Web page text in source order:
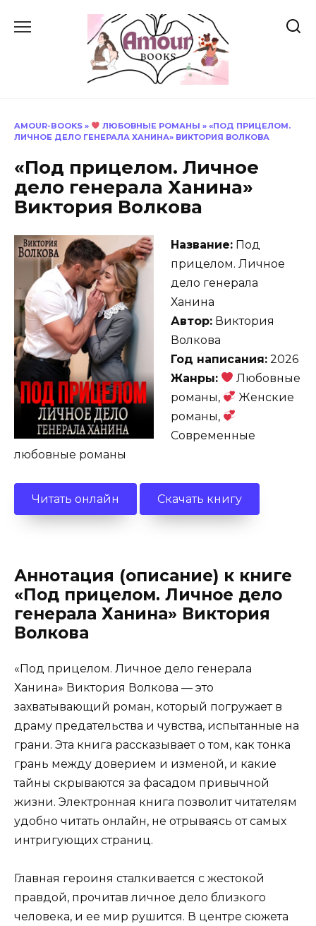
AMOUR-BOOKS » ЛЮБОВНЫЕ РОМАНЫ » «ПОД ПРИЦЕЛОМ.
ЛИЧНОЕ ДЕЛО ГЕНЕРАЛА ХАНИНА» ВИКТОРИЯ ВОЛКОВА
«Под прицелом. Личное
дело генерала Ханина»
Виктория Волкова
Название: Под
прицелом. Личное
дело генерала
Ханина
Автор: Виктория
Волкова
Год написания: 2026
Жанры:
Любовные
романы,
Женские
романы,
Современные
любовные романы
Читать онлайн Скачать книгу
Аннотация (описание) к книге
«Под прицелом. Личное дело
генерала Ханина» Виктория
Волкова
«Под прицелом. Личное дело генерала
Ханина» Виктория Волкова — это
захватывающий роман, который погружает в
драму предательства и чувства, испытанные на
грани. Эта книга рассказывает о том, как тонка
грань между доверием и изменой, и какие
тайны скрываются за фасадом привычной
жизни. Электронная книга позволит читателям
удобно читать онлайн, не отрываясь от самых
интригующих страниц.
Главная героиня сталкивается с жестокой
правдой, прочитав личное дело близкого
человека, и ее мир рушится. В центре сюжета